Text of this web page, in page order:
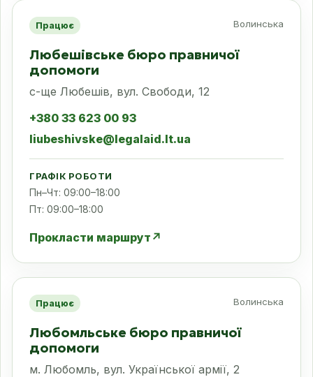
Працює Волинська
Любешівське бюро правничої
допомоги
с-ще Любешів, вул. Свободи, 12
+380 33 623 00 93
liubeshivske@legalaid.lt.ua
ГРАФІК РОБОТИ
Пн–Чт: 09:00–18:00
Пт: 09:00–18:00
Прокласти маршрут ↗
Працює Волинська
Любомльське бюро правничої
допомоги
м. Любомль, вул. Української армії, 2